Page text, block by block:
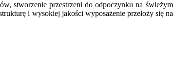
stworzenie przestrzeni do odpoczynku na
i wysokiej jakości wyposażenie przełoży się